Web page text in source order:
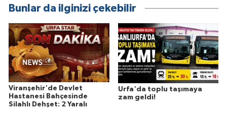
Bunlar da ilginizi çekebilir
Viranşehir'de Devlet
Hastanesi Bahçesinde
Silahlı Dehşet: 2 Yaralı
Urfa'da toplu taşımaya
zam geldi!